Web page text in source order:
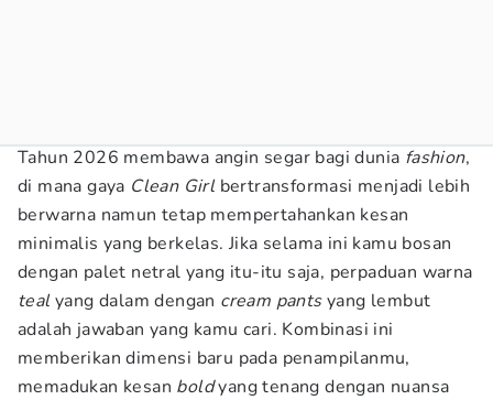
Tahun 2026 membawa angin segar bagi dunia fashion,
di mana gaya Clean Girlbertransformasi menjadi lebih
berwarna namun tetap mempertahankan kesan
minimalis yang berkelas. Jika selama ini kamu bosan
dengan palet netral yang itu-itu saja, perpaduan warna
tealyang dalam dengan cream pantsyang lembut
adalah jawaban yang kamu cari. Kombinasi ini
memberikan dimensi baru pada penampilanmu,
memadukan kesan boldyang tenang dengan nuansa